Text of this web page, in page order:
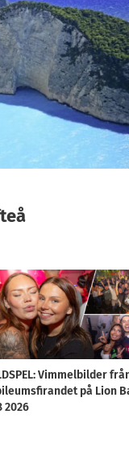
Vimmelbilder
på Lion
2026